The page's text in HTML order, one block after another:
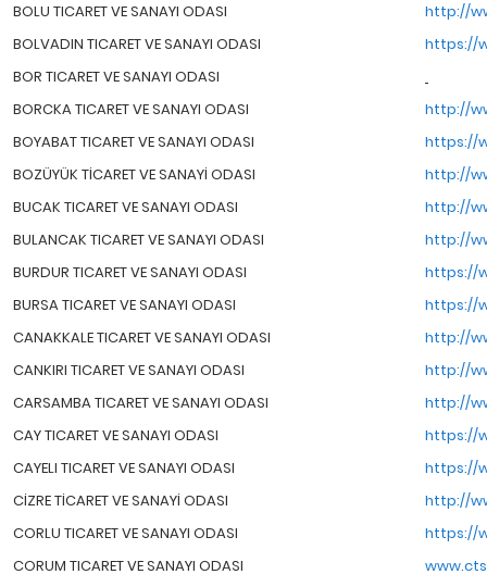
BOLU TICARET VE SANAYI ODASI
http://
BOLVADIN TICARET VE SANAYI ODASI
https://
BOR TICARET VE SANAYI ODASI
BORCKA TICARET VE SANAYI ODASI
http://
BOYABAT TICARET VE SANAYI ODASI
https://
BOZÜYÜK TİCARET VE SANAYİ ODASI
http://
BUCAK TICARET VE SANAYI ODASI
http://
BULANCAK TICARET VE SANAYI ODASI
http://
BURDUR TICARET VE SANAYI ODASI
https://
BURSA TICARET VE SANAYI ODASI
https://
CANAKKALE TICARET VE SANAYI ODASI
http://
CANKIRI TICARET VE SANAYI ODASI
http://
CARSAMBA TICARET VE SANAYI ODASI
http://
CAY TICARET VE SANAYI ODASI
https://
CAYELI TICARET VE SANAYI ODASI
https://
CİZRE TİCARET VE SANAYİ ODASI
http://
CORLU TICARET VE SANAYI ODASI
https://
CORUM TICARET VE SANAYI ODASI